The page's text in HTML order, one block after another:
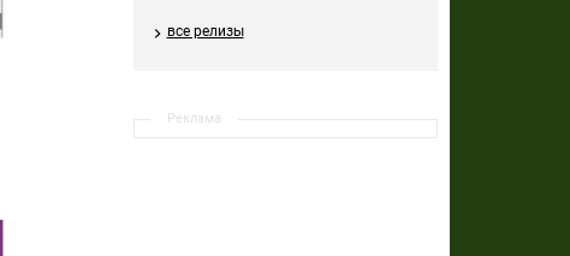
все релизы
Реклама